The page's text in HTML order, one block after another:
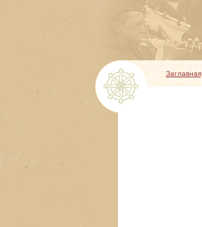
Заглавная